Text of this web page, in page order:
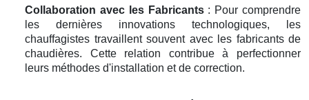
Collaboration avec les Fabricants: Pour comprendre
les dernières innovations technologiques, les
chauffagistes travaillent souvent avec les fabricants de
chaudières. Cette relation contribue à perfectionner
leurs méthodes d'installation et de correction.